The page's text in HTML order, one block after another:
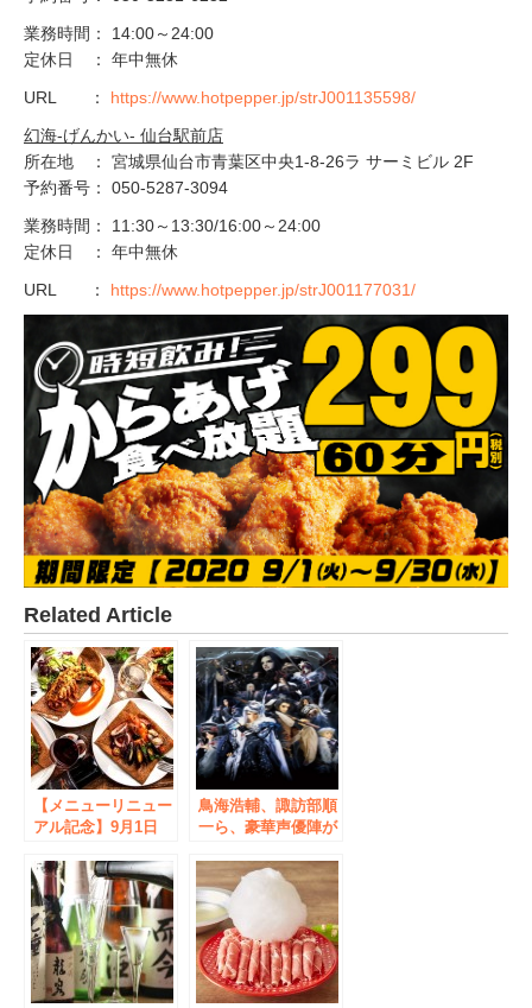
業務時間： 14:00～24:00
定休日 ： 年中無休
URL ： https://www.hotpepper.jp/strJ001135598/
幻海-げんかい- 仙台駅前店
所在地 ： 宮城県仙台市青葉区中央1-8-26ラ サーミビル 2F
予約番号： 050-5287-3094
業務時間： 11:30～13:30/16:00～24:00
定休日 ： 年中無休
URL ： https://www.hotpepper.jp/strJ001177031/
Related Article
【メニューリニュー
アル記念】9月1日
（水）ご予約でご来
店いただいた方全員
にハンバーグやオマ
ール海老、鴨など12
種のガレットやイン
スタ映え必至の12種
のクレープ、全24品
鳥海浩輔、諏訪部順
一ら、豪華声優陣が
ファンタジー人形劇
『Thunderbolt
Fantasy 東離劍遊
紀』とグッドスマイ
ル×アニメイトカフ
ェがコラボレーショ
ン! 9月1日～9月28